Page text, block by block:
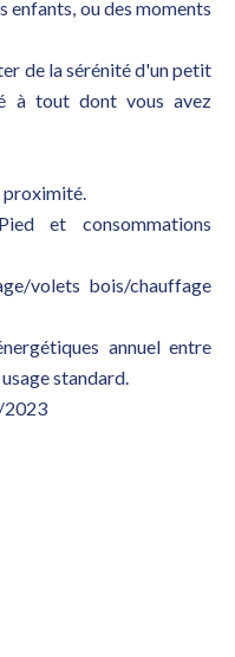
enfants, ou des moments
de la sérénité d'un petit
à tout dont vous avez
proximité.
et consommations
volets bois/chauffage
annuel entre
standard.
2023